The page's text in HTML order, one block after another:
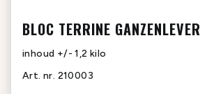
BLOC TERRINE GANZENLEVER
inhoud +/- 1,2 kilo
Art. nr. 210003